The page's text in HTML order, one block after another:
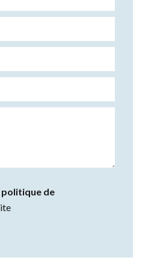
politique de